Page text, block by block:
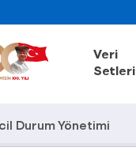
Veri
Setleri
Durum Yönetimi